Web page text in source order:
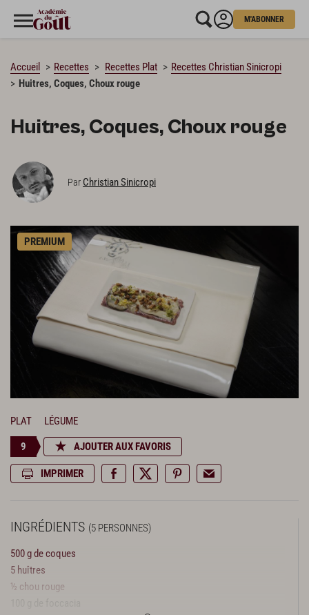
M'ABONNER
Accueil Recettes Recettes Plat
Recettes Christian Sinicropi
Huitres, Coques, Choux rouge
Huitres, Coques, Choux rouge
Par Christian Sinicropi
PREMIUM
PLAT LÉGUME
9 AJOUTER AUX FAVORIS
IMPRIMER
INGRÉDIENTS (5 PERSONNES)
500 g de coques
5 huîtres
½ chou rouge
CHARGEMENT…